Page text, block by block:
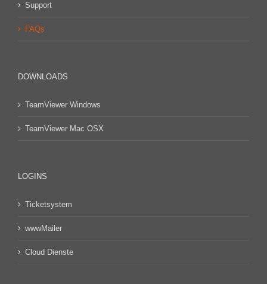
Support
FAQs
DOWNLOADS
TeamViewer Windows
TeamViewer Mac OSX
LOGINS
Ticketsystem
wwwMailer
Cloud Dienste